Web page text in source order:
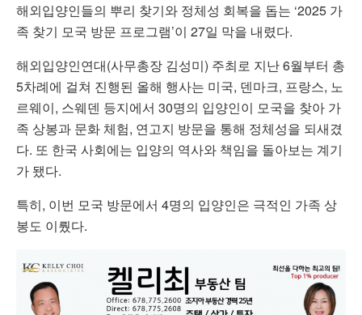
해외입양인들의 뿌리 찾기와 정체성 회복을 돕는 ‘2025 가
족 찾기 모국 방문 프로그램’이 27일 막을 내렸다.
해외입양인연대(사무총장 김성미) 주최로 지난 6월부터 총
5차례에 걸쳐 진행된 올해 행사는 미국, 덴마크, 프랑스, 노
르웨이, 스웨덴 등지에서 30명의 입양인이 모국을 찾아 가
족 상봉과 문화 체험, 연고지 방문을 통해 정체성을 되새겼
다. 또 한국 사회에는 입양의 역사와 책임을 돌아보는 계기
가 됐다.
특히, 이번 모국 방문에서 4명의 입양인은 극적인 가족 상
봉도 이뤘다.